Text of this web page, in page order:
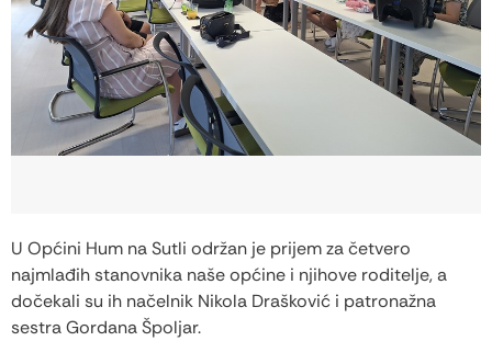
U Općini Hum na Sutli održan je prijem za četvero
najmlađih stanovnika naše općine i njihove roditelje, a
dočekali su ih načelnik Nikola Drašković i patronažna
sestra Gordana Špoljar.